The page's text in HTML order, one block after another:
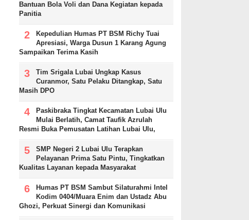
Bantuan Bola Voli dan Dana Kegiatan kepada
Panitia
Kepedulian Humas PT BSM Richy Tuai
Apresiasi, Warga Dusun 1 Karang Agung
Sampaikan Terima Kasih
Tim Srigala Lubai Ungkap Kasus
Curanmor, Satu Pelaku Ditangkap, Satu
Masih DPO
Paskibraka Tingkat Kecamatan Lubai Ulu
Mulai Berlatih, Camat Taufik Azrulah
Resmi Buka Pemusatan Latihan Lubai Ulu,
SMP Negeri 2 Lubai Ulu Terapkan
Pelayanan Prima Satu Pintu, Tingkatkan
Kualitas Layanan kepada Masyarakat
Humas PT BSM Sambut Silaturahmi Intel
Kodim 0404/Muara Enim dan Ustadz Abu
Ghozi, Perkuat Sinergi dan Komunikasi